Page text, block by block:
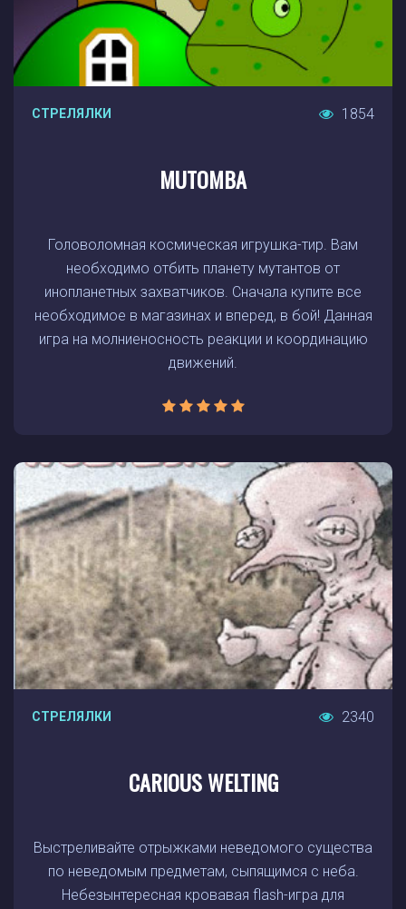
СТРЕЛЯЛКИ 1854
MUTOMBA
Головоломная космическая игрушка-тир. Вам
необходимо отбить планету мутантов от
инопланетных захватчиков. Сначала купите все
необходимое в магазинах и вперед, в бой! Данная
игра на молниеносность реакции и координацию
движений.
СТРЕЛЯЛКИ 2340
CARIOUS WELTING
Выстреливайте отрыжками неведомого существа
по неведомым предметам, сыпящимся с неба.
Небезынтересная кровавая flash-игра для